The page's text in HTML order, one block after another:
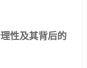
性及其背后的